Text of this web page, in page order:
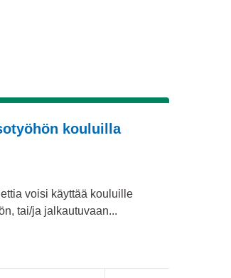
kouluilla
voisi käyttää kouluille
tai/ja jalkautuvaan...
Koko Turku